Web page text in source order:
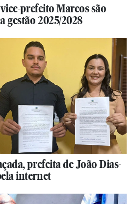
prefeito Marcos são
gestão 2025/2028
prefeita de João Dias-
internet